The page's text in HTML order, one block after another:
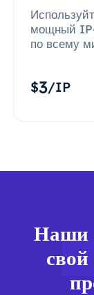
мощный IP-
по всему
$3/IP
Наши